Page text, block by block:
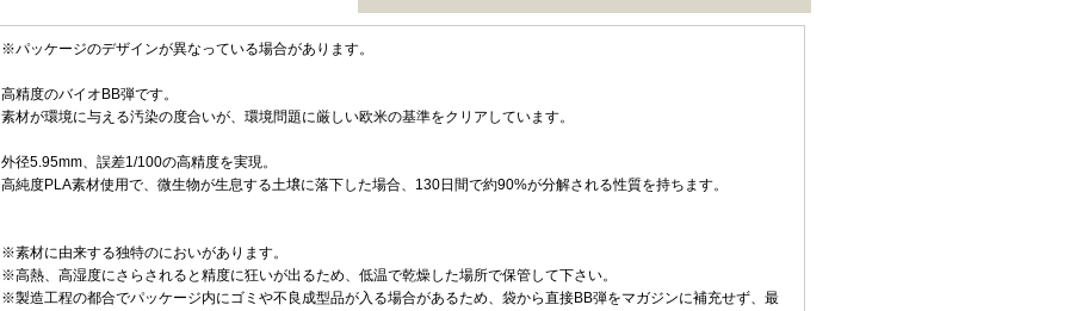
※パッケージのデザインが異なっている場合があります。
高精度のバイオBB弾です。
素材が環境に与える汚染の度合いが、環境問題に厳しい欧米の基準をクリアしています。
外径5.95mm、誤差1/100の高精度を実現。
高純度PLA素材使用で、微生物が生息する土壌に落下した場合、130日間で約90%が分解される性質を持ちます。
※素材に由来する独特のにおいがあります。
※高熱、高湿度にさらされると精度に狂いが出るため、低温で乾燥した場所で保管して下さい。
※製造工程の都合でパッケージ内にゴミや不良成型品が入る場合があるため、袋から直接BB弾をマガジンに補充せず、最